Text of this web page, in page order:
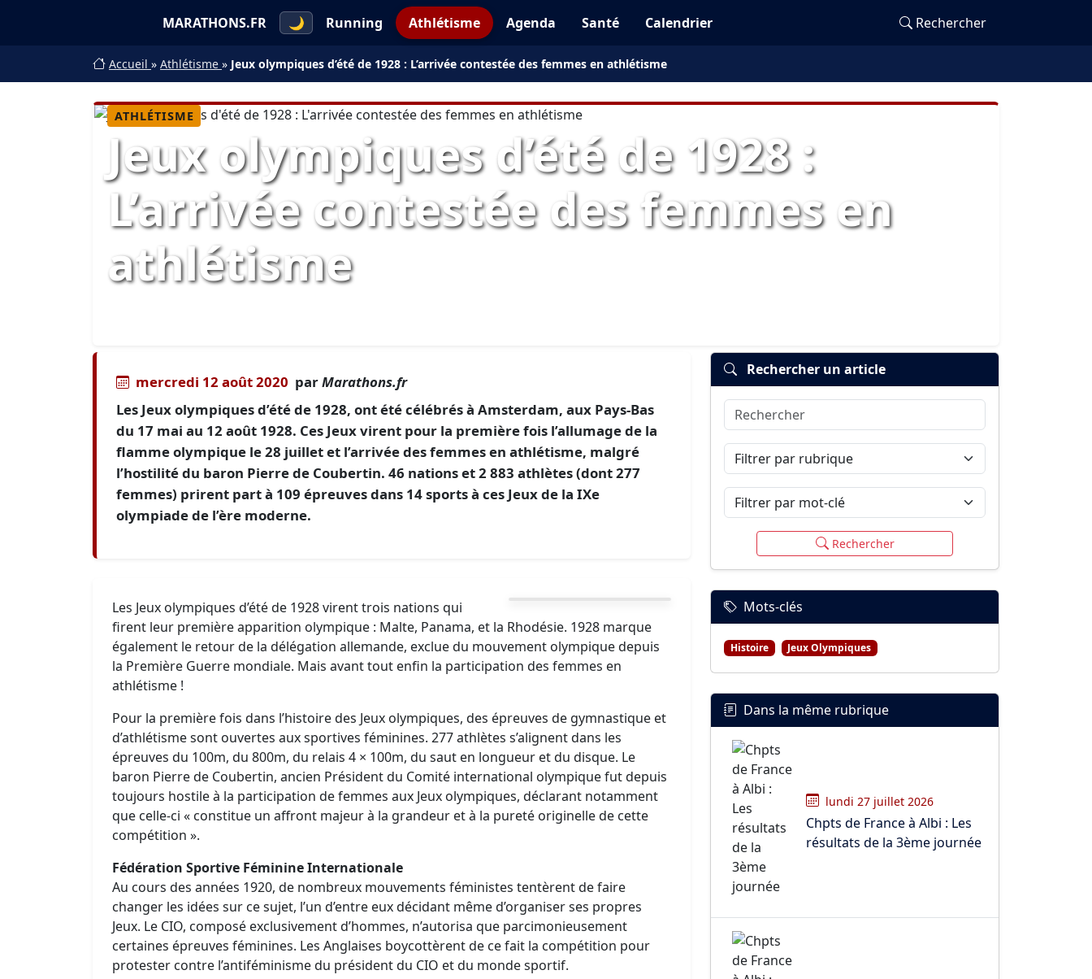
MARATHONS.FR 🌙 Running Athlétisme Agenda Santé Calendrier Rechercher
Accueil » Athlétisme » Jeux olympiques d’été de 1928 : L’arrivée contestée des femmes en athlétisme
ATHLÉTISME
Jeux olympiques d’été de 1928 :
L’arrivée contestée des femmes en
athlétisme
mercredi 12 août 2020 parMarathons.fr
Les Jeux olympiques d’été de 1928, ont été célébrés à Amsterdam, aux Pays-Bas
du 17 mai au 12 août 1928. Ces Jeux virent pour la première fois l’allumage de la
flamme olympique le 28 juillet et l’arrivée des femmes en athlétisme, malgré
l’hostilité du baron Pierre de Coubertin. 46 nations et 2 883 athlètes (dont 277
femmes) prirent part à 109 épreuves dans 14 sports à ces Jeux de la IXe
olympiade de l’ère moderne.
Les Jeux olympiques d’été de 1928 virent trois nations qui
firent leur première apparition olympique : Malte, Panama, et la Rhodésie. 1928 marque
également le retour de la délégation allemande, exclue du mouvement olympique depuis
la Première Guerre mondiale. Mais avant tout enfin la participation des femmes en
athlétisme !
Pour la première fois dans l’histoire des Jeux olympiques, des épreuves de gymnastique et
d’athlétisme sont ouvertes aux sportives féminines. 277 athlètes s’alignent dans les
épreuves du 100m, du 800m, du relais 4 × 100m, du saut en longueur et du disque. Le
baron Pierre de Coubertin, ancien Président du Comité international olympique fut depuis
toujours hostile à la participation de femmes aux Jeux olympiques, déclarant notamment
que celle-ci « constitue un affront majeur à la grandeur et à la pureté originelle de cette
compétition ».
Fédération Sportive Féminine Internationale
Au cours des années 1920, de nombreux mouvements féministes tentèrent de faire
changer les idées sur ce sujet, l’un d’entre eux décidant même d’organiser ses propres
Jeux. Le CIO, composé exclusivement d’hommes, n’autorisa que parcimonieusement
certaines épreuves féminines. Les Anglaises boycottèrent de ce fait la compétition pour
protester contre l’antiféminisme du président du CIO et du monde sportif.
Rechercher un article
Rechercher
Filtrer par rubrique
Filtrer par mot-clé
Rechercher
Mots-clés
Histoire Jeux Olympiques
Dans la même rubrique
lundi 27 juillet 2026
Chpts de France à Albi : Les
résultats de la 3ème journée